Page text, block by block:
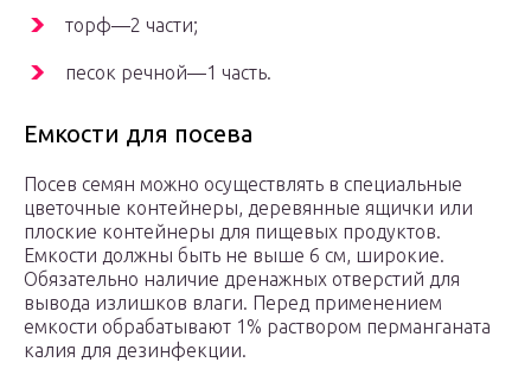
торф—2 части;
песок речной—1 часть.
Емкости для посева
Посев семян можно осуществлять в специальные
цветочные контейнеры, деревянные ящички или
плоские контейнеры для пищевых продуктов.
Емкости должны быть не выше 6 см, широкие.
Обязательно наличие дренажных отверстий для
вывода излишков влаги. Перед применением
емкости обрабатывают 1% раствором перманганата
калия для дезинфекции.